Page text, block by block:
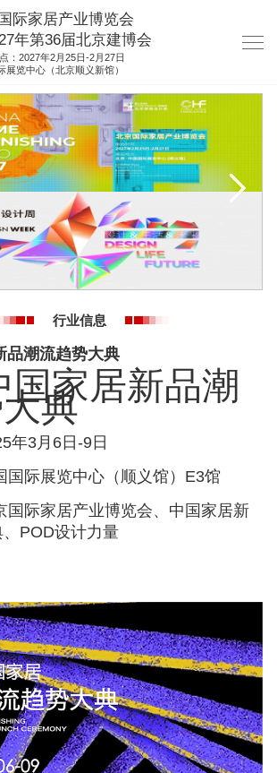
际家居产业博览会
年第36届北京建博会
：2027年2月25日-2月27日
展览中心（北京顺义新馆）
行业信息
品潮流趋势大典
国家居新品潮
典
年3月6日-9日
国际展览中心（顺义馆）E3馆
国际家居产业博览会、中国家居新
POD设计力量